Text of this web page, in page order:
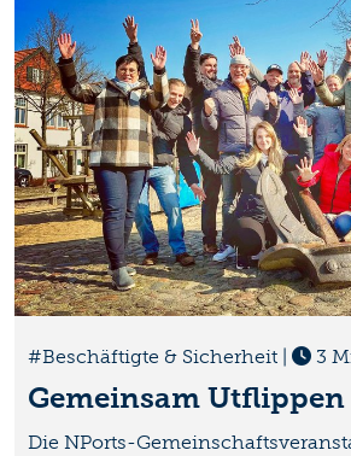
#Beschäftigte & Sicherheit | 3
Gemeinsam Utflippen
Die NPorts-